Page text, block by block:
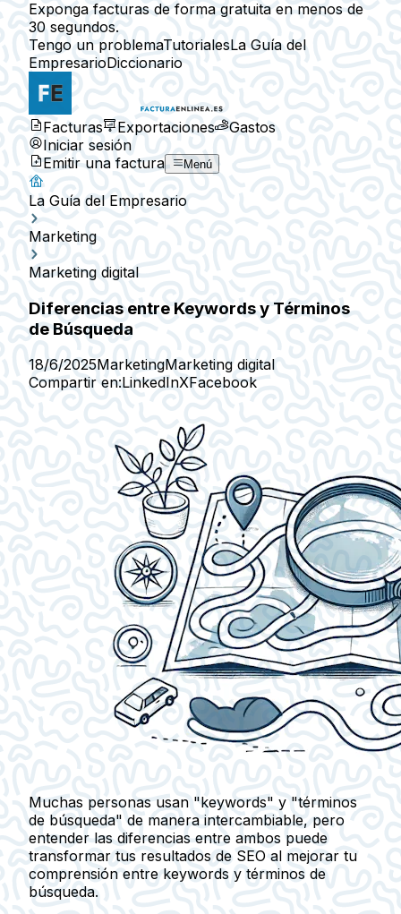
Exponga facturas de forma gratuita en menos de
30 segundos.
Tengo un problemaTutorialesLa Guía del
EmpresarioDiccionario
Facturas Exportaciones
Gastos
Iniciar sesión
Emitir una factura
Menú
La Guía del Empresario
Marketing
Marketing digital
Diferencias entre Keywords y Términos
de Búsqueda
18/6/2025MarketingMarketing digital
Compartir en:LinkedInXFacebook
Muchas personas usan "keywords" y "términos
de búsqueda" de manera intercambiable, pero
entender las diferencias entre ambos puede
transformar tus resultados de SEO al mejorar tu
comprensión entre keywords y términos de
búsqueda.